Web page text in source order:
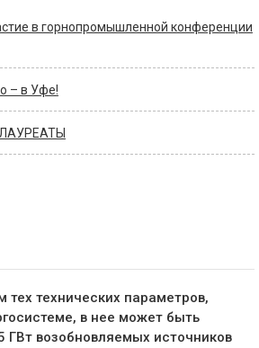
в горнопромышленной конференции
– в Уфе!
тех технических параметров,
в нее может быть
ГВт возобновляемых источников